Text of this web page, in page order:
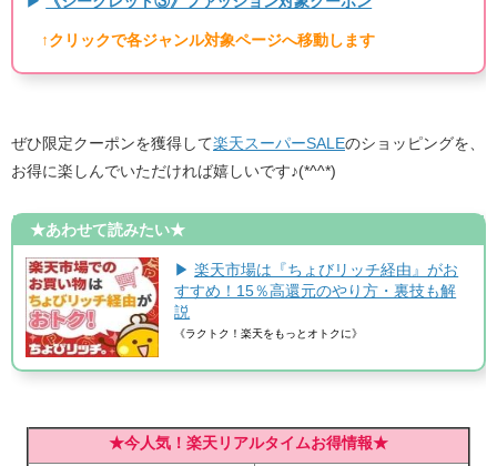
↑クリックで各ジャンル対象ページへ移動します
ぜひ限定クーポンを獲得して楽天スーパーSALEのショッピングを、
お得に楽しんでいただければ嬉しいです♪(*^^*)
★あわせて読みたい★
▶楽天市場は『ちょびリッチ経由』がお
すすめ！15％高還元のやり方・裏技も解
説
《ラクトク！楽天をもっとオトクに》
★今人気！楽天リアルタイムお得情報★